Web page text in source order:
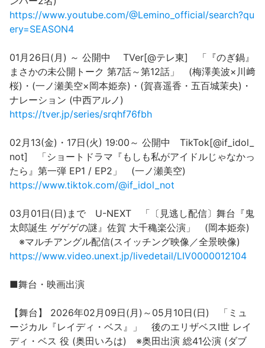
https://www.youtube.com/@Lemino_official/search?qu
ery=SEASON4
01月26日(月) ～ 公開中 TVer[@テレ東] 「『のぎ鍋』
まさかの未公開トーク 第7話～第12話」 (梅澤美波×川﨑
桜)・(一ノ瀬美空×岡本姫奈)・(賀喜遥香・五百城茉央)・
ナレーション (中西アルノ)
https://tver.jp/series/srqhf76fbh
02月13(金)・17日(火) 19:00～ 公開中 TikTok[@if_idol_
not] 「ショートドラマ『もしも私がアイドルじゃなかっ
たら』第一弾 EP1 / EP2」 (一ノ瀬美空)
https://www.tiktok.com/@if_idol_not
03月01日(日)まで U-NEXT 「〔見逃し配信〕舞台『鬼
太郎誕生 ゲゲゲの謎』佐賀 大千穐楽公演」 (岡本姫奈)
※マルチアングル配信(スイッチング映像／全景映像)
https://www.video.unext.jp/livedetail/LIV0000012104
■舞台・映画出演
【舞台】 2026年02月09日(月)～05月10日(日) 「ミュ
ージカル『レイディ・ベス』」 後のエリザベスⅠ世 レイ
ディ・ベス 役 (奥田いろは) ※奥田出演 総41公演 (ダブ